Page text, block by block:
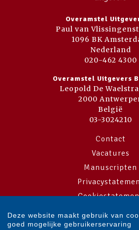
Overamstel
Paul van
1096 BK
Nederland
020-462 4300
Overamstel Uitgevers
Leopold De
2000
België
03-3024210
Contact
Vacatures
Manuscripten
Cookie-
Deze website maakt gebruik van
goed mogelijke gebruikerservaring